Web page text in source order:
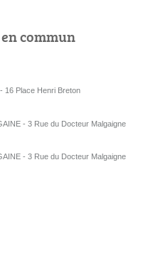
commun
16 Place Henri Breton
- 3 Rue du Docteur Malgaigne
- 3 Rue du Docteur Malgaigne